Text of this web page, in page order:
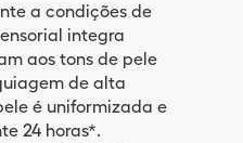
a condições de
integra
aos tons de pele
de alta
é uniformizada e
24 horas*.